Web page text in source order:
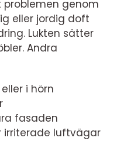
genom
eller jordig doft
Lukten sätter
Andra
i hörn
fasaden
irriterade luftvägar